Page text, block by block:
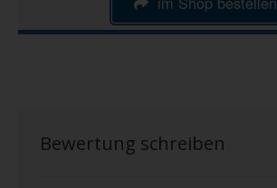
Bewertung schreiben